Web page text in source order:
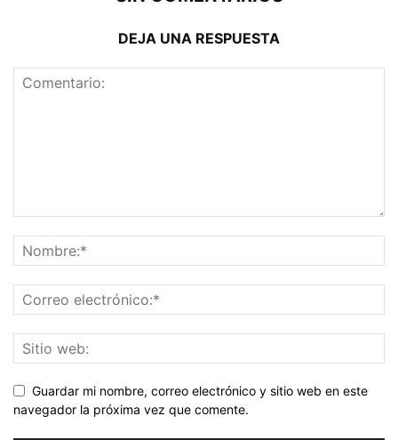
DEJA UNA RESPUESTA
Guardar mi nombre, correo electrónico y sitio web en este
navegador la próxima vez que comente.